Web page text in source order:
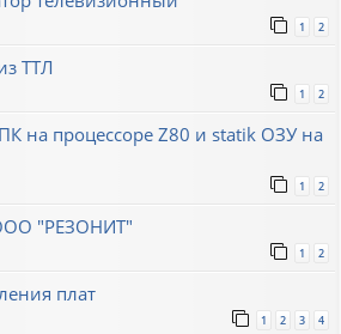
1 2
ТТЛ
1 2
на процессоре Z80 и statik ОЗУ на
1 2
"РЕЗОНИТ"
1 2
плат
1 2 3 4